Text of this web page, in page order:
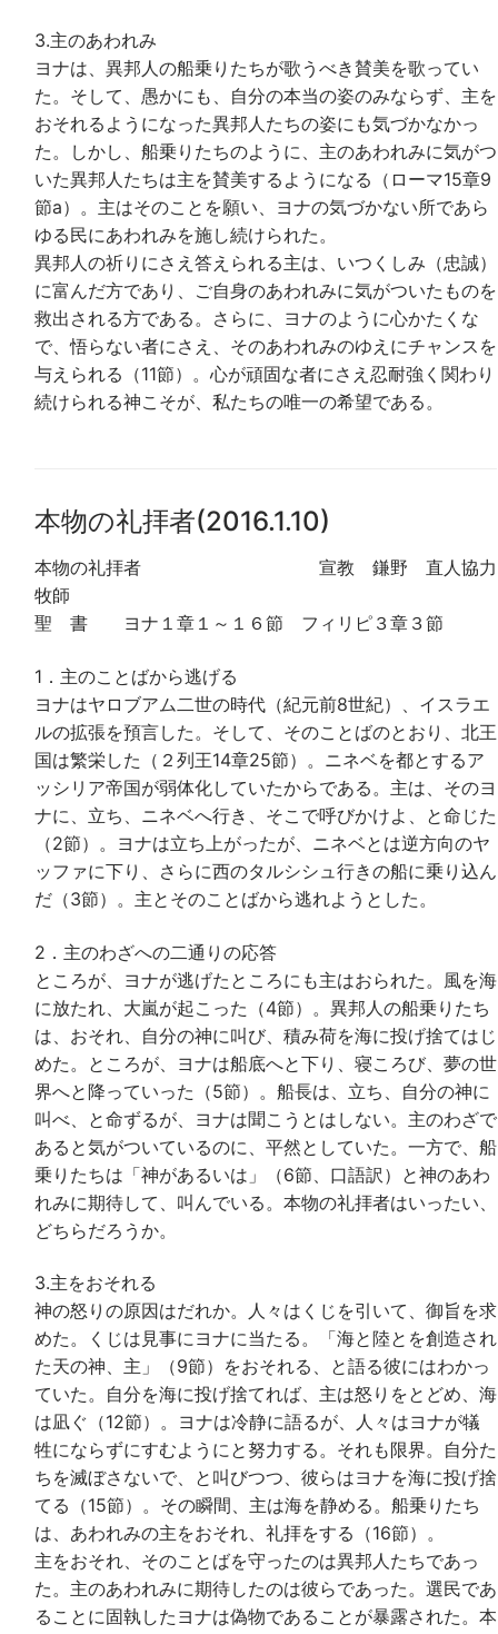
3.主のあわれみ
ヨナは、異邦人の船乗りたちが歌うべき賛美を歌ってい
た。そして、愚かにも、自分の本当の姿のみならず、主を
おそれるようになった異邦人たちの姿にも気づかなかっ
た。しかし、船乗りたちのように、主のあわれみに気がつ
いた異邦人たちは主を賛美するようになる（ローマ15章9
節a）。主はそのことを願い、ヨナの気づかない所であら
ゆる民にあわれみを施し続けられた。
異邦人の祈りにさえ答えられる主は、いつくしみ（忠誠）
に富んだ方であり、ご自身のあわれみに気がついたものを
救出される方である。さらに、ヨナのように心かたくな
で、悟らない者にさえ、そのあわれみのゆえにチャンスを
与えられる（11節）。心が頑固な者にさえ忍耐強く関わり
続けられる神こそが、私たちの唯一の希望である。
本物の礼拝者(2016.1.10)
本物の礼拝者 宣教 鎌野 直人協力
牧師
聖 書 ヨナ１章１～１６節 フィリピ３章３節
1．主のことばから逃げる
ヨナはヤロブアム二世の時代（紀元前8世紀）、イスラエ
ルの拡張を預言した。そして、そのことばのとおり、北王
国は繁栄した（２列王14章25節）。ニネベを都とするア
ッシリア帝国が弱体化していたからである。主は、そのヨ
ナに、立ち、ニネベへ行き、そこで呼びかけよ、と命じた
（2節）。ヨナは立ち上がったが、ニネベとは逆方向のヤ
ッファに下り、さらに西のタルシシュ行きの船に乗り込ん
だ（3節）。主とそのことばから逃れようとした。
2．主のわざへの二通りの応答
ところが、ヨナが逃げたところにも主はおられた。風を海
に放たれ、大嵐が起こった（4節）。異邦人の船乗りたち
は、おそれ、自分の神に叫び、積み荷を海に投げ捨てはじ
めた。ところが、ヨナは船底へと下り、寝ころび、夢の世
界へと降っていった（5節）。船長は、立ち、自分の神に
叫べ、と命ずるが、ヨナは聞こうとはしない。主のわざで
あると気がついているのに、平然としていた。一方で、船
乗りたちは「神があるいは」（6節、口語訳）と神のあわ
れみに期待して、叫んでいる。本物の礼拝者はいったい、
どちらだろうか。
3.主をおそれる
神の怒りの原因はだれか。人々はくじを引いて、御旨を求
めた。くじは見事にヨナに当たる。「海と陸とを創造され
た天の神、主」（9節）をおそれる、と語る彼にはわかっ
ていた。自分を海に投げ捨てれば、主は怒りをとどめ、海
は凪ぐ（12節）。ヨナは冷静に語るが、人々はヨナが犠
牲にならずにすむようにと努力する。それも限界。自分た
ちを滅ぼさないで、と叫びつつ、彼らはヨナを海に投げ捨
てる（15節）。その瞬間、主は海を静める。船乗りたち
は、あわれみの主をおそれ、礼拝をする（16節）。
主をおそれ、そのことばを守ったのは異邦人たちであっ
た。主のあわれみに期待したのは彼らであった。選民であ
ることに固執したヨナは偽物であることが暴露された。本